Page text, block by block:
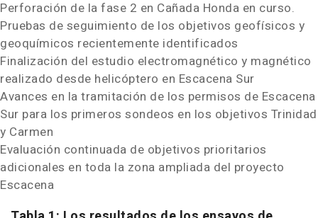
Perforación de la fase 2 en Cañada Honda en curso.
Pruebas de seguimiento de los objetivos geofísicos y
geoquímicos recientemente identificados
Finalización del estudio electromagnético y magnético
realizado desde helicóptero en Escacena Sur
Avances en la tramitación de los permisos de Escacena
Sur para los primeros sondeos en los objetivos Trinidad
y Carmen
Evaluación continuada de objetivos prioritarios
adicionales en toda la zona ampliada del proyecto
Escacena